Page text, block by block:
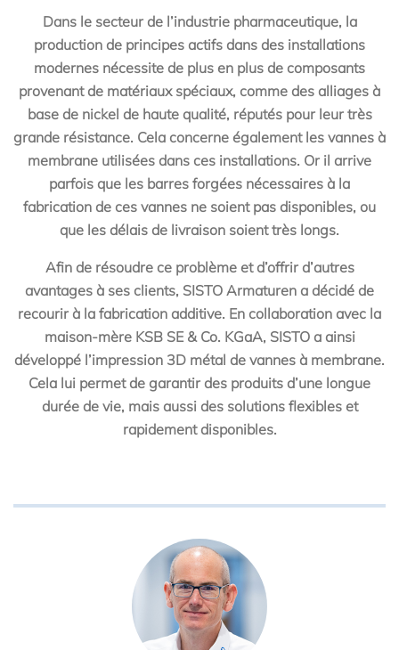
Dans le secteur de l’industrie pharmaceutique, la
production de principes actifs dans des installations
modernes nécessite de plus en plus de composants
provenant de matériaux spéciaux, comme des alliages à
base de nickel de haute qualité, réputés pour leur très
grande résistance. Cela concerne également les vannes à
membrane utilisées dans ces installations. Or il arrive
parfois que les barres forgées nécessaires à la
fabrication de ces vannes ne soient pas disponibles, ou
que les délais de livraison soient très longs.
Afin de résoudre ce problème et d’offrir d’autres
avantages à ses clients, SISTO Armaturen a décidé de
recourir à la fabrication additive. En collaboration avec la
maison-mère KSB SE & Co. KGaA, SISTO a ainsi
développé l’impression 3D métal de vannes à membrane.
Cela lui permet de garantir des produits d’une longue
durée de vie, mais aussi des solutions flexibles et
rapidement disponibles.